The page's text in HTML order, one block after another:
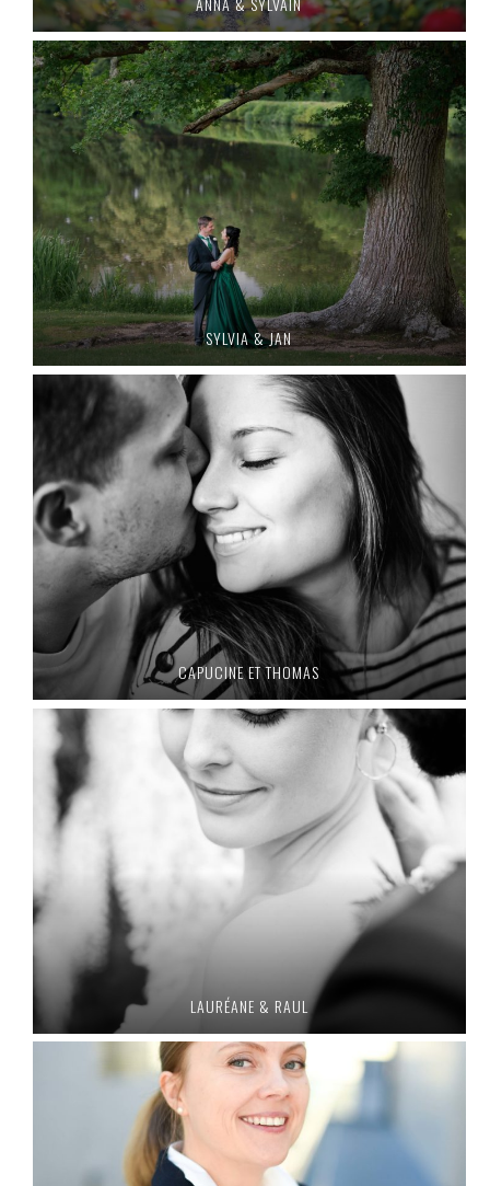
SYLVIA & JAN
CAPUCINE ET THOMAS
LAURÉANE & RAUL